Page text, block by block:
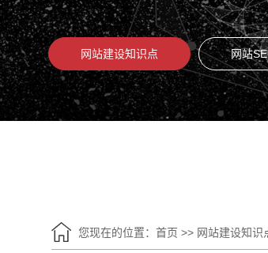
网站建设知识点 网站
您现在的位置： 首页 >> 网站建设知识